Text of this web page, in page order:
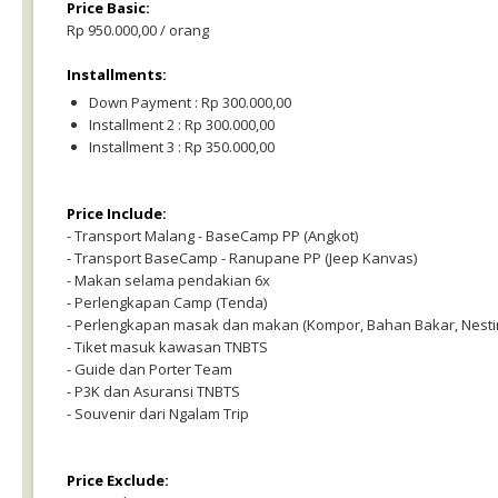
Price Basic:
Rp 950.000,00 / orang
Installments:
Down Payment : Rp 300.000,00
Installment 2 : Rp 300.000,00
Installment 3 : Rp 350.000,00
Price Include:
- Transport Malang - BaseCamp PP (Angkot)
- Transport BaseCamp - Ranupane PP (Jeep Kanvas)
- Makan selama pendakian 6x
- Perlengkapan Camp (Tenda)
- Perlengkapan masak dan makan (Kompor, Bahan Bakar,
- Tiket masuk kawasan TNBTS
- Guide dan Porter Team
- P3K dan Asuransi TNBTS
- Souvenir dari Ngalam Trip
Price Exclude: